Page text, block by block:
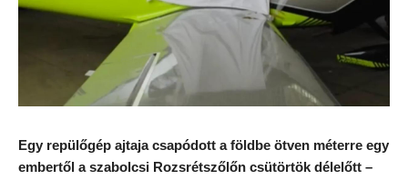
Egy repülőgép ajtaja csapódott a földbe ötven méterre egy
embertől a szabolcsi Rozsrétszőlőn csütörtök délelőtt –